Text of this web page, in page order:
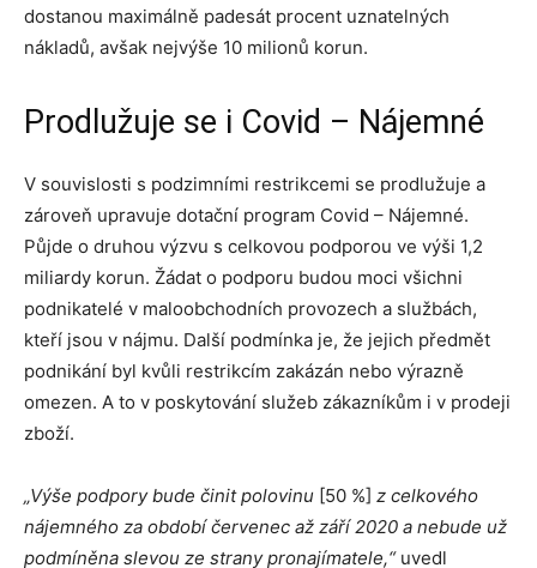
dostanou maximálně padesát procent uznatelných
nákladů, avšak nejvýše 10 milionů korun.
Prodlužuje se i Covid – Nájemné
V souvislosti s podzimními restrikcemi se prodlužuje a
zároveň upravuje dotační program Covid – Nájemné.
Půjde o druhou výzvu s celkovou podporou ve výši 1,2
miliardy korun. Žádat o podporu budou moci všichni
podnikatelé v maloobchodních provozech a službách,
kteří jsou v nájmu. Další podmínka je, že jejich předmět
podnikání byl kvůli restrikcím zakázán nebo výrazně
omezen. A to v poskytování služeb zákazníkům i v prodeji
zboží.
„Výše podpory bude činit polovinu [50 %] z celkového
nájemného za období červenec až září 2020 a nebude už
podmíněna slevou ze strany pronajímatele,“uvedl